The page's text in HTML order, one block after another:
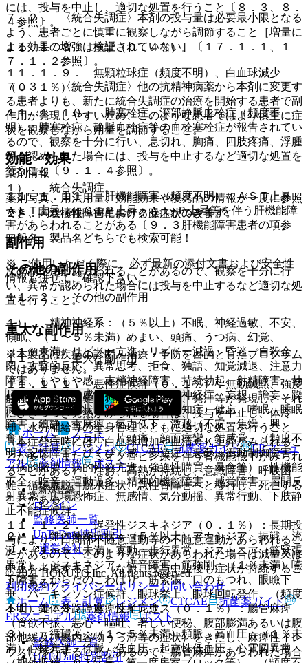
には、投与を中止し、適切な処置を行うこと〔８．３、８．
４参照〕。
１１．１．８． 痙攣（０．４％）。
１１．１．９． 無顆粒球症（頻度不明）、白血球減少
（０．１％）。
１１．１．１０． 肺塞栓症、深部静脈血栓症（頻度不
明）：肺塞栓症、静脈血栓症等の血栓塞栓症が報告されてい
るので、観察を十分に行い、息切れ、胸痛、四肢疼痛、浮腫
等が認められた場合には、投与を中止するなど適切な処置を
行うこと〔９．１．４参照〕。
１１．１．１１． 肝機能障害（頻度不明）：ＡＳＴ上昇、
ＡＬＴ上昇、γ−ＧＴＰ上昇、Ａｌ−Ｐ上昇等を伴う肝機能障
害があらわれることがある〔９．３肝機能障害患者の項参
照〕。
その他の副作用
１１．２． その他の副作用
１）． 精神神経系：（５％以上）不眠、神経過敏、不安、
傾眠、（１〜５％未満）めまい、頭痛、うつ病、幻覚、
（１％未満）リビドー亢進、リビドー減退、昏迷、自殺企
図、攻撃的反応、異常思考、拒食、独語、知覚減退、注意力
障害、もやもや感、末梢神経障害、持続勃起、射精障害、勃
起不全、失神、感情不安定、錯乱、神経症、妄想、譫妄、躁
病反応、精神症状、双極性障害、認知症、健忘、嗜眠、睡眠
障害、鎮静、舌麻痺、気力低下、激越（不安、焦燥、興
奮）、パニック反応、片頭痛、顔面痙攣、錯感覚、（頻度不
明）記憶障害、びくびく感、夢遊症、悪夢、衝動制御障害
（病的賭博、病的性欲亢進、強迫性購買、暴食等）、性機能
不全、吃音、運動過多、精神的機能障害、感覚障害、眉間反
射異常、広場恐怖症、無感情、気分動揺、異常行動、下肢静
止不能症候群。
２）． 錐体外路症状：（５％以上）アカシジア、振戦、流
涎、（１〜５％未満）寡動、歩行異常、ジストニア（筋緊張
異常）、ジスキネジア、構音障害、筋強剛、（１％未満）嚥
下障害、からだのこわばり、筋緊張、口のもつれ、眼瞼下
垂、パーキンソン症候群、眼球挙上、眼球回転発作、（頻度
不明）錐体外路障害、反射亢進。
３）． 循環器：（１〜５％未満）頻脈、高血圧、（１％未
満）心悸亢進、徐脈、低血圧、起立性低血圧、心電図異常
７．２． 〈統合失調症〉本剤の投与量は必要最小限となる
よう、患者ごとに慎重に観察しながら調節すること［増量に
よる効果の増強は検証されていない］〔１７．１．１、１
７．１．２参照〕。
７．３． 〈統合失調症〉他の抗精神病薬から本剤に変更す
る患者よりも、新たに統合失調症の治療を開始する患者で副
作用が発現しやすいため、このような患者ではより慎重に症
状を観察しながら用量を調節すること。
効能・効果
１）． 統合失調症。
２）． 双極性障害における躁症状の改善。
副作用
次の副作用があらわれることがあるので、観察を十分に行
い、異常が認められた場合には投与を中止するなど適切な処
置を行うこと。
重大な副作用
１１．１． 重大な副作用
１１．１．１． 悪性症候群（０．１％）：無動緘黙、強度
筋強剛、嚥下困難、頻脈、血圧変動、発汗等が発現し、それ
にひきつづき発熱がみられる場合は、投与を中止し、体冷
却、水分補給等の全身管理とともに適切な処置を行うこと
（本症発症時には、白血球増加や血清ＣＫ上昇がみられるこ
とが多く、また、ミオグロビン尿を伴う腎機能低下がみられ
ることがある）、なお、高熱が持続し、意識障害、呼吸困
難、循環虚脱、脱水症状、急性腎障害へと移行し、死亡する
ことがある。
１１．１．２． 遅発性ジスキネジア（０．１％）：長期投
与により、口周部不随意運動等の不随意運動があらわれるこ
とがあるので、このような症状があらわれた場合は減量又は
中止を考慮すること（なお、投与中止後も症状が持続するこ
とがある）。
１１．１．３． 麻痺性イレウス（０．１％）：腸管麻痺
（食欲不振、悪心・嘔吐、著しい便秘、腹部膨満あるいは腹
部弛緩及び腸内容物うっ滞等の症状）をきたし、麻痺性イレ
ウスに移行することがあるので、腸管麻痺があらわれた場合
薬剤情報
薬剤写真、用法用量、効能効果や後発品の情報が一度に参照
でき、関連情報へ簡単にアクセスができます。
一般名、製品名どちらでも検索可能！
※ ご使用いただく際に、必ず最新の添付文書および安全性
情報も併せてご確認下さい。
※本製品は疾病の診断・治療・予防を目的としたプログラム
ではありません。
ホーム
ノート
表・計算
レジメン CTCAE 抗菌薬ガイド
ERマニュ
アル
薬剤情報 ポスト
新規登録
ログイン
監修医師一覧
UpToDate特別割引
運営会社
© 2021 HOKUTO Inc. All rights reserved.
利用規約プライバシーポリシーお問い合わせ
ホーム
表・計算 レジメン CTCAE
抗菌薬ガイド
ERマニュアル
薬剤情報 ポスト
監修医師一覧
UpToDate特別割引